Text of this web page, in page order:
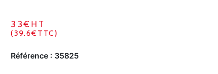
33€HT
(39.6€TTC)
Référence : 35825